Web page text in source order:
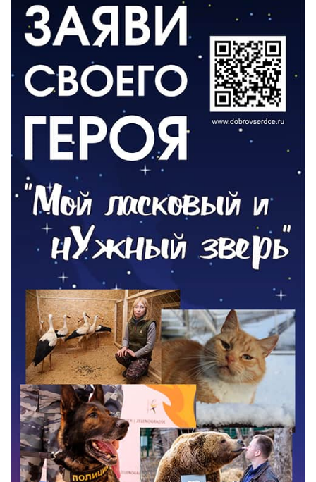
ВЛАСТЬ
«Второй старт» для ветеранов СВО
РАЗЪЯСНЯЕМ
Контракт с новой выплатой
05.08.2026